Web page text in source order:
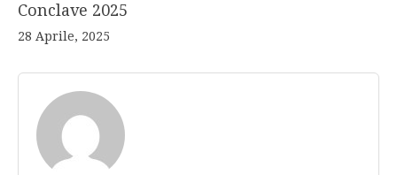
Conclave 2025
28 Aprile, 2025